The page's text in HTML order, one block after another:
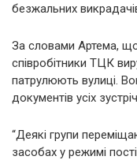
безжальних
За словами Артема,
співробітники ТЦК
патрулюють вулиці.
документів усіх
“Деякі групи
засобах у режимі